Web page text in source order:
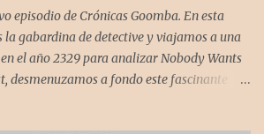
que te mantiene enganchado a pesar de su
episodio de Crónicas Goomba. En esta
la gabardina de detective y viajamos a una
el año 2329 para analizar Nobody Wants
desmenuzamos a fondo este fascinante